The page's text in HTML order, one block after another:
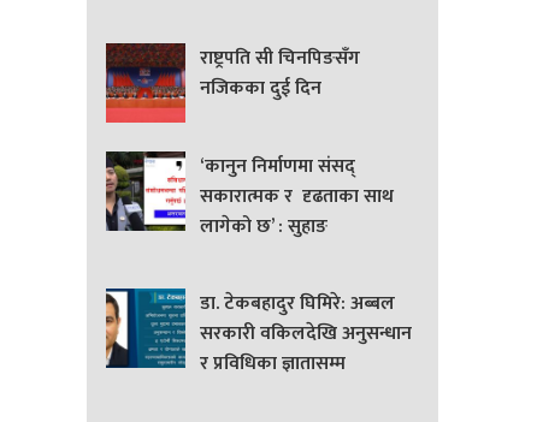
राष्ट्रपति सी चिनपिङसँग
नजिकका दुई दिन
‘कानुन निर्माणमा संसद्
सकारात्मक र दृढताका साथ
लागेको छ’ : सुहाङ
डा. टेकबहादुर घिमिरे: अब्बल
सरकारी वकिलदेखि अनुसन्धान
र प्रविधिका ज्ञातासम्म